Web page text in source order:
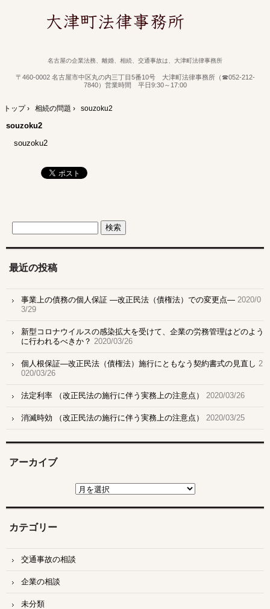
名古屋の企業法務、離婚、相続、交通事故は、大津町法律事務所
〒460-0002 名古屋市中区丸の内三丁目5番10号 大津町法律事務所（☎052-212-
7840）営業時間 平日9:30～17:00
トップ› 相続の問題 › souzoku2
souzoku2
souzoku2
最近の投稿
事業上の債務の個人保証 ―改正民法（債権法）での変更点― 2020/0
3/29
新型コロナウイルスの感染拡大を受けて、企業の労務管理はどのよう
に行われるべきか？ 2020/03/26
個人根保証―改正民法（債権法）施行にともなう契約書式の見直し 2
020/03/26
法定利率 （改正民法の施行に伴う実務上の注意点） 2020/03/26
消滅時効 （改正民法の施行に伴う実務上の注意点） 2020/03/25
アーカイブ
カ
ブ
カテゴリー
交通事故の相談
企業の相談
未分類